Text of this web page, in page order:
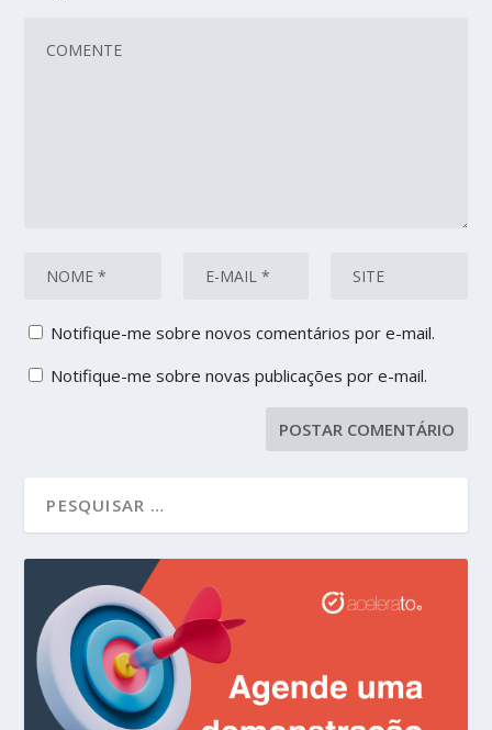
Notifique-me sobre novos comentários por e-mail.
Notifique-me sobre novas publicações por e-mail.